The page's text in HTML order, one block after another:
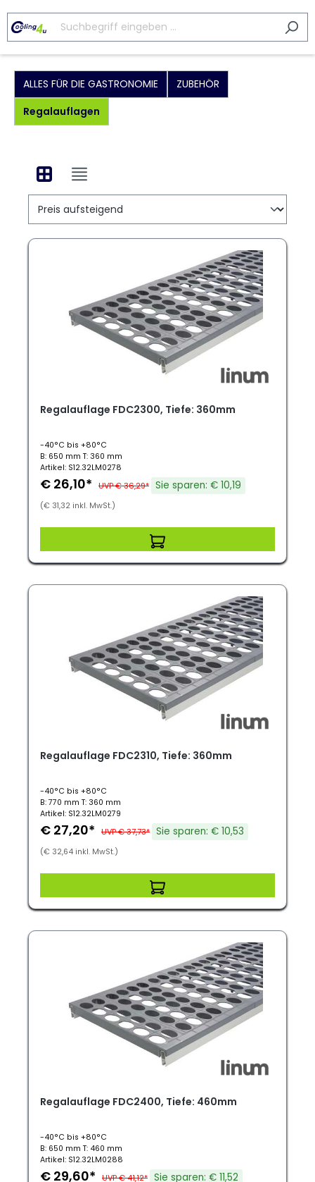
ALLES FÜR DIE GASTRONOMIE
ZUBEHÖR
Regalauflagen
Regalauflage FDC2300, Tiefe: 360mm
-40°C bis +80°C
B: 650 mm T: 360 mm
Artikel: S12.32LM0278
€ 26,10* UVP € 36,29* Sie sparen: € 10,19
(€ 31,32 inkl. MwSt.)
Regalauflage FDC2310, Tiefe: 360mm
-40°C bis +80°C
B: 770 mm T: 360 mm
Artikel: S12.32LM0279
€ 27,20* UVP € 37,73* Sie sparen: € 10,53
(€ 32,64 inkl. MwSt.)
Regalauflage FDC2400, Tiefe: 460mm
-40°C bis +80°C
B: 650 mm T: 460 mm
Artikel: S12.32LM0288
€ 29,60* UVP € 41,12* Sie sparen: € 11,52